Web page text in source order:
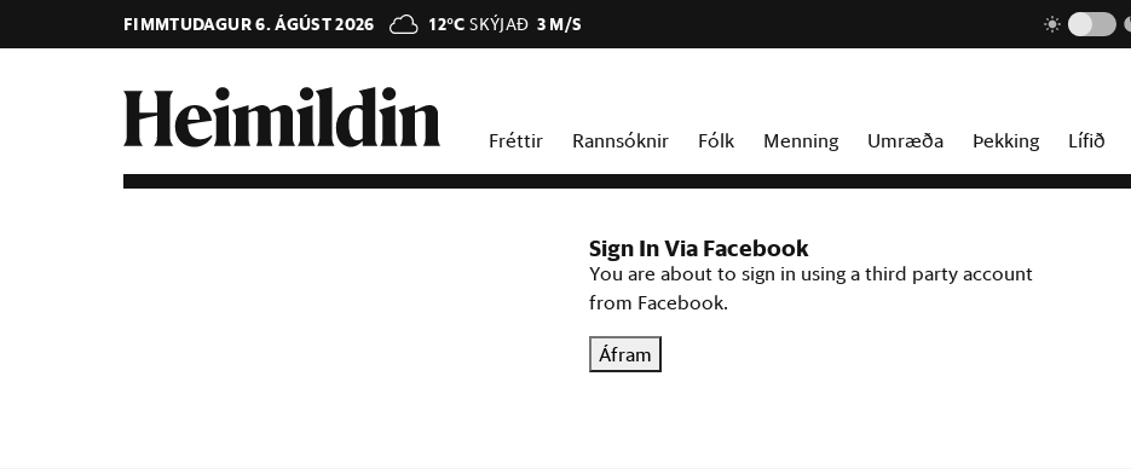
FIMMTUDAGUR 6. ÁGÚST 2026 12°C SKÝJAÐ 3 M/S
Fréttir Rannsóknir Fólk Menning Umræða Þekking Lífið
Sign In Via Facebook
You are about to sign in using a third party account
from Facebook.
Áfram